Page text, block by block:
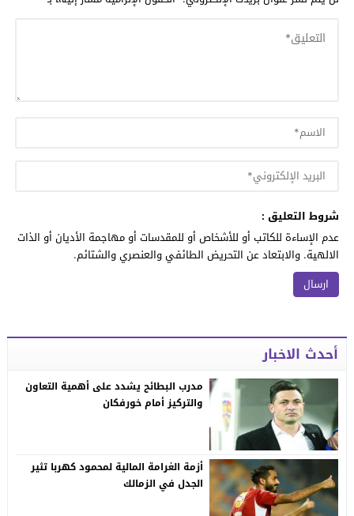
شروط التعليق :
عدم الإساءة للكاتب أو للأشخاص أو للمقدسات أو مهاجمة الأديان أو الذات
الالهية. والابتعاد عن التحريض الطائفي والعنصري والشتائم.
أحدث الاخبار
مدرب البطائح يشدد على أهمية التعاون
والتركيز أمام خورفكان
أزمة الغرامة المالية لمحمود كهربا تثير
الجدل في الزمالك